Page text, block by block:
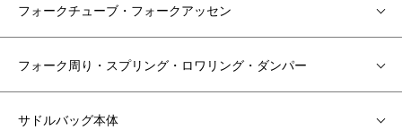
フォークチューブ・フォークアッセン
フォーク周り・スプリング・ロワリング・ダンパー
サドルバッグ本体